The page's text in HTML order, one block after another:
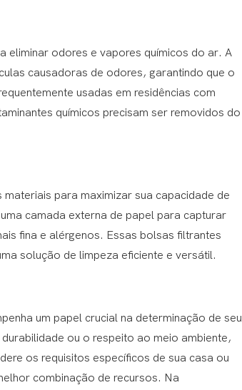
eliminar odores e vapores químicos do ar. A
causadoras de odores, garantindo que o
usadas em residências com
químicos precisam ser removidos do
para maximizar sua capacidade de
camada externa de papel para capturar
fina e alérgenos. Essas bolsas filtrantes
solução de limpeza eficiente e versátil.
um papel crucial na determinação de seu
ou o respeito ao meio ambiente,
os requisitos específicos de sua casa ou
combinação de recursos. Na